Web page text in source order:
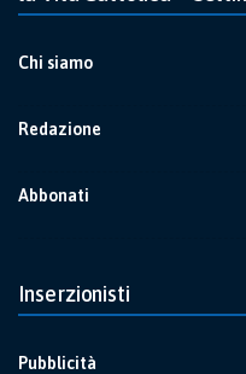
Chi siamo
Redazione
Abbonati
Inserzionisti
Pubblicità